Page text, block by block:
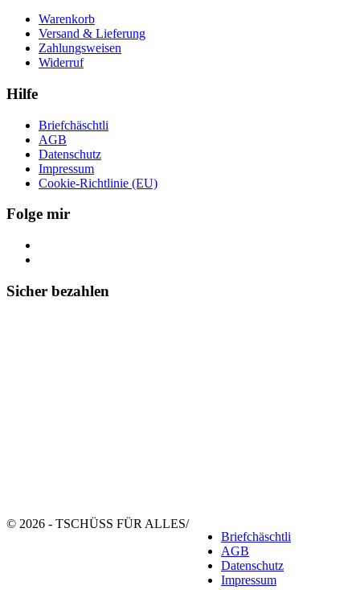
Warenkorb
Versand & Lieferung
Zahlungsweisen
Widerruf
Hilfe
Briefchäschtli
AGB
Datenschutz
Impressum
Cookie-Richtlinie (EU)
Folge mir
Sicher bezahlen
© 2026 - TSCHÜSS FÜR ALLES/
Briefchäschtli
AGB
Datenschutz
Impressum